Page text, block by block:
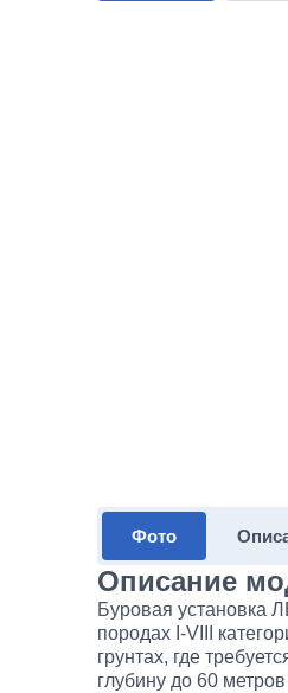
Фото
Описание
Буровая установка
породах I-VIII
грунтах, где
глубину до 60